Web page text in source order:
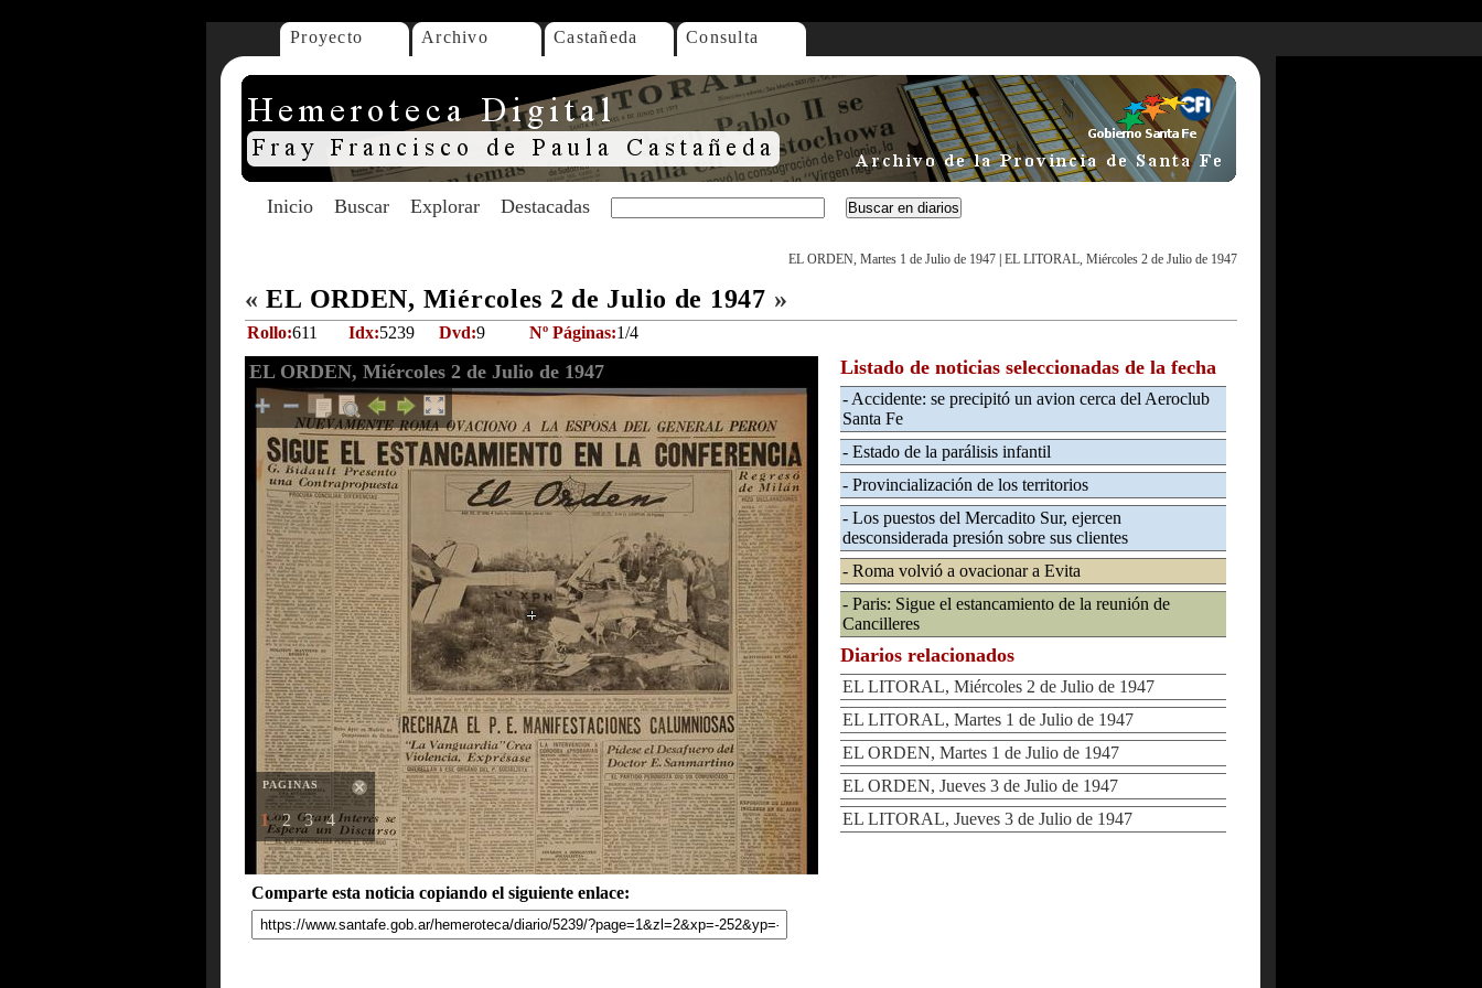
Proyecto Archivo Castañeda Consulta
Inicio Buscar Explorar Destacadas
EL ORDEN, Martes 1 de Julio de 1947 EL LITORAL, Miércoles 2 de Julio de 1947
« EL ORDEN, Miércoles 2 de Julio de 1947 »
Rollo:611 Idx:5239 Dvd:9 Nº Páginas:1/4
EL ORDEN, Miércoles 2 de Julio de 1947
PAGINAS
1 2 3 4
Comparte esta noticia copiando el siguiente enlace:
Listado de noticias seleccionadas de la fecha
- Accidente: se precipitó un avion cerca del Aeroclub
Santa Fe
- Estado de la parálisis infantil
- Provincialización de los territorios
- Los puestos del Mercadito Sur, ejercen
desconsiderada presión sobre sus clientes
- Roma volvió a ovacionar a Evita
- Paris: Sigue el estancamiento de la reunión de
Cancilleres
Diarios relacionados
EL LITORAL, Miércoles 2 de Julio de 1947
EL LITORAL, Martes 1 de Julio de 1947
EL ORDEN, Martes 1 de Julio de 1947
EL ORDEN, Jueves 3 de Julio de 1947
EL LITORAL, Jueves 3 de Julio de 1947